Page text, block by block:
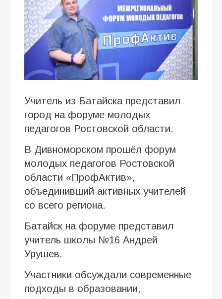
Учитель из Батайска представил
город на форуме молодых
педагогов Ростовской области.
В Дивноморском прошёл форум
молодых педагогов Ростовской
области «ПрофАктив»,
объединивший активных учителей
со всего региона.
Батайск на форуме представил
учитель школы №16 Андрей
Урушев.
Участники обсуждали современные
подходы в образовании,